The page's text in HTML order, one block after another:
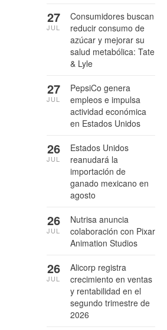
Consumidores buscan
reducir consumo de
azúcar y mejorar su
salud metabólica: Tate
& Lyle
27
JUL
PepsiCo genera
empleos e impulsa
actividad económica
en Estados Unidos
27
JUL
Estados Unidos
reanudará la
importación de
ganado mexicano en
agosto
26
JUL
Nutrisa anuncia
colaboración con Pixar
Animation Studios
26
JUL
Alicorp registra
crecimiento en ventas
y rentabilidad en el
segundo trimestre de
2026
26
JUL